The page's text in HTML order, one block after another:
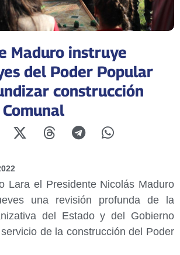
Maduro instruye
del Poder Popular
construcción
Lara el Presidente Nicolás Maduro
una revisión profunda de la
del Estado y del Gobierno
de la construcción del Poder